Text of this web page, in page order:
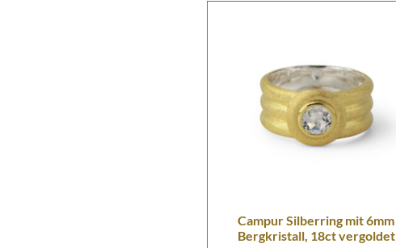
Campur Silberring mit 6mm
Bergkristall, 18ct vergoldet